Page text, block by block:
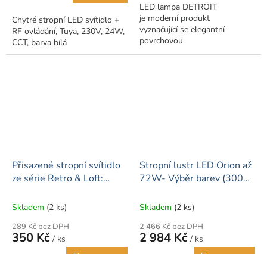
Chytré stropní LED svítidlo +
RF ovládání, Tuya, 230V, 24W,
CCT, barva bílá
LED lampa DETROIT
je moderní produkt
vyznačující se elegantní
povrchovou
úpravou propracovanou do
Přisazené stropní svítidlo
ze série Retro & Loft:
Skladem (2 ks)
289 Kč bez DPH
350 Kč / ks
Stropní lustr LED Orion až
72W- Výběr barev (3000-
Skladem (2 ks)
2 466 Kč bez DPH
2 984 Kč / ks